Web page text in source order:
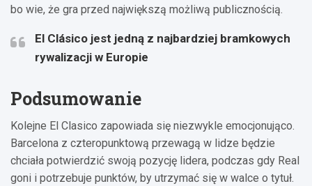
bo wie, że gra przed największą możliwą publicznością.
El Clásico jest jedną z najbardziej bramkowych
rywalizacji w Europie
Podsumowanie
Kolejne El Clasico zapowiada się niezwykle emocjonująco.
Barcelona z czteropunktową przewagą w lidze będzie
chciała potwierdzić swoją pozycję lidera, podczas gdy Real
goni i potrzebuje punktów, by utrzymać się w walce o tytuł.